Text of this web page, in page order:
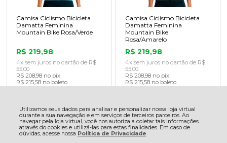
Utilizamos seus dados para analisar e personalizar nossa loja virtual
durante a sua navegação e em serviços de terceiros parceiros. Ao
navegar pela loja virtual, você nos autoriza a coletar tais informações
através do cookies e utilizá-las para estas finalidades. Em caso de
dúvidas, acesse nossa Política de Privacidade
Camisa Ciclismo Bicicleta
Damatta Feminina
Mountain Bike Rosa/Verde
R$ 219,98
4x sem juros no cartão de R$
55,00
R$ 208,98 no pix
R$ 215,58 no boleto
CARRINHO
Camisa Ciclismo Bicicleta
Damatta Feminina
Mountain Bike
Rosa/Amarelo
R$ 219,98
4x sem juros no cartão de R$
55,00
R$ 208,98 no pix
R$ 215,58 no boleto
CARRINHO